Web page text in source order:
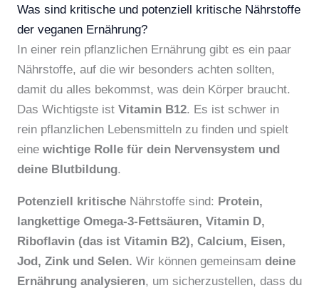
Was sind kritische und potenziell kritische Nährstoffe
der veganen Ernährung?
In einer rein pflanzlichen Ernährung gibt es ein paar
Nährstoffe, auf die wir besonders achten sollten,
damit du alles bekommst, was dein Körper braucht.
Das Wichtigste ist Vitamin B12. Es ist schwer in
rein pflanzlichen Lebensmitteln zu finden und spielt
eine wichtige Rolle für dein Nervensystem und
deine Blutbildung.
Potenziell kritische Nährstoffe sind: Protein,
langkettige Omega-3-Fettsäuren, Vitamin D,
Riboflavin (das ist Vitamin B2), Calcium, Eisen,
Jod, Zink und Selen. Wir können gemeinsam deine
Ernährung analysieren, um sicherzustellen, dass du